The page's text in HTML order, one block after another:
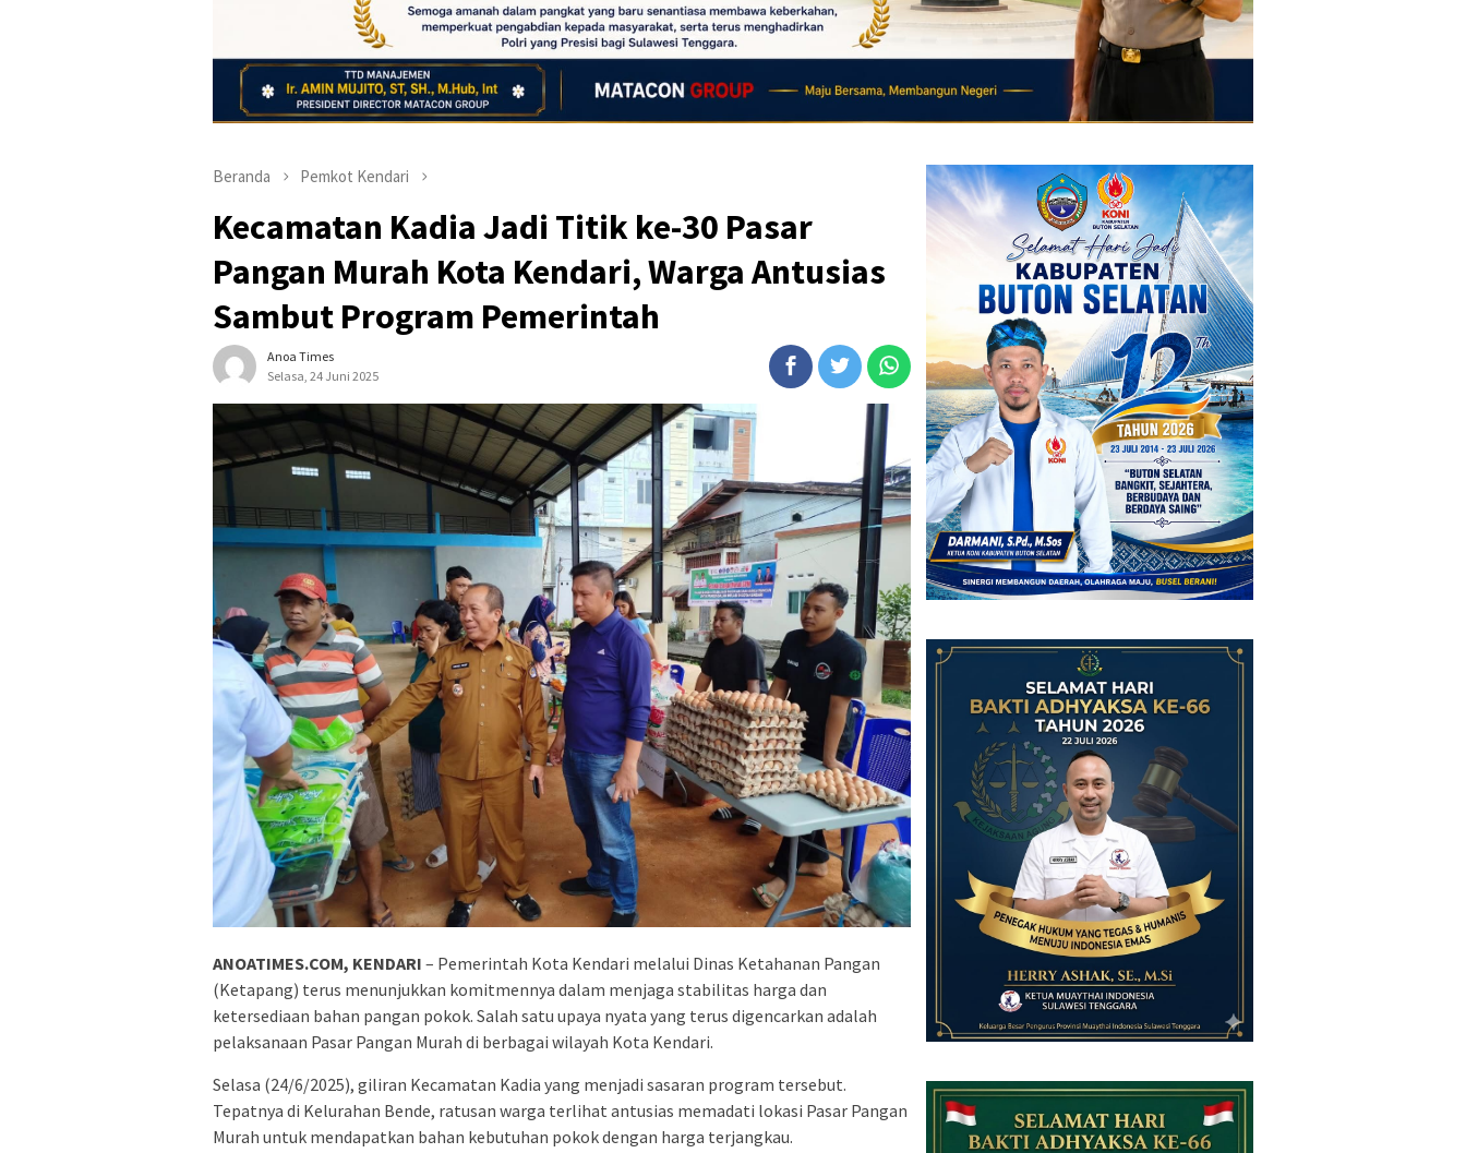
Beranda Pemkot Kendari
Kecamatan Kadia Jadi Titik ke-30 Pasar
Pangan Murah Kota Kendari, Warga Antusias
Sambut Program Pemerintah
Anoa Times
Selasa, 24 Juni 2025
ANOATIMES.COM, KENDARI – Pemerintah Kota Kendari melalui Dinas Ketahanan Pangan
(Ketapang) terus menunjukkan komitmennya dalam menjaga stabilitas harga dan
ketersediaan bahan pangan pokok. Salah satu upaya nyata yang terus digencarkan adalah
pelaksanaan Pasar Pangan Murah di berbagai wilayah Kota Kendari.
Selasa (24/6/2025), giliran Kecamatan Kadia yang menjadi sasaran program tersebut.
Tepatnya di Kelurahan Bende, ratusan warga terlihat antusias memadati lokasi Pasar Pangan
Murah untuk mendapatkan bahan kebutuhan pokok dengan harga terjangkau.